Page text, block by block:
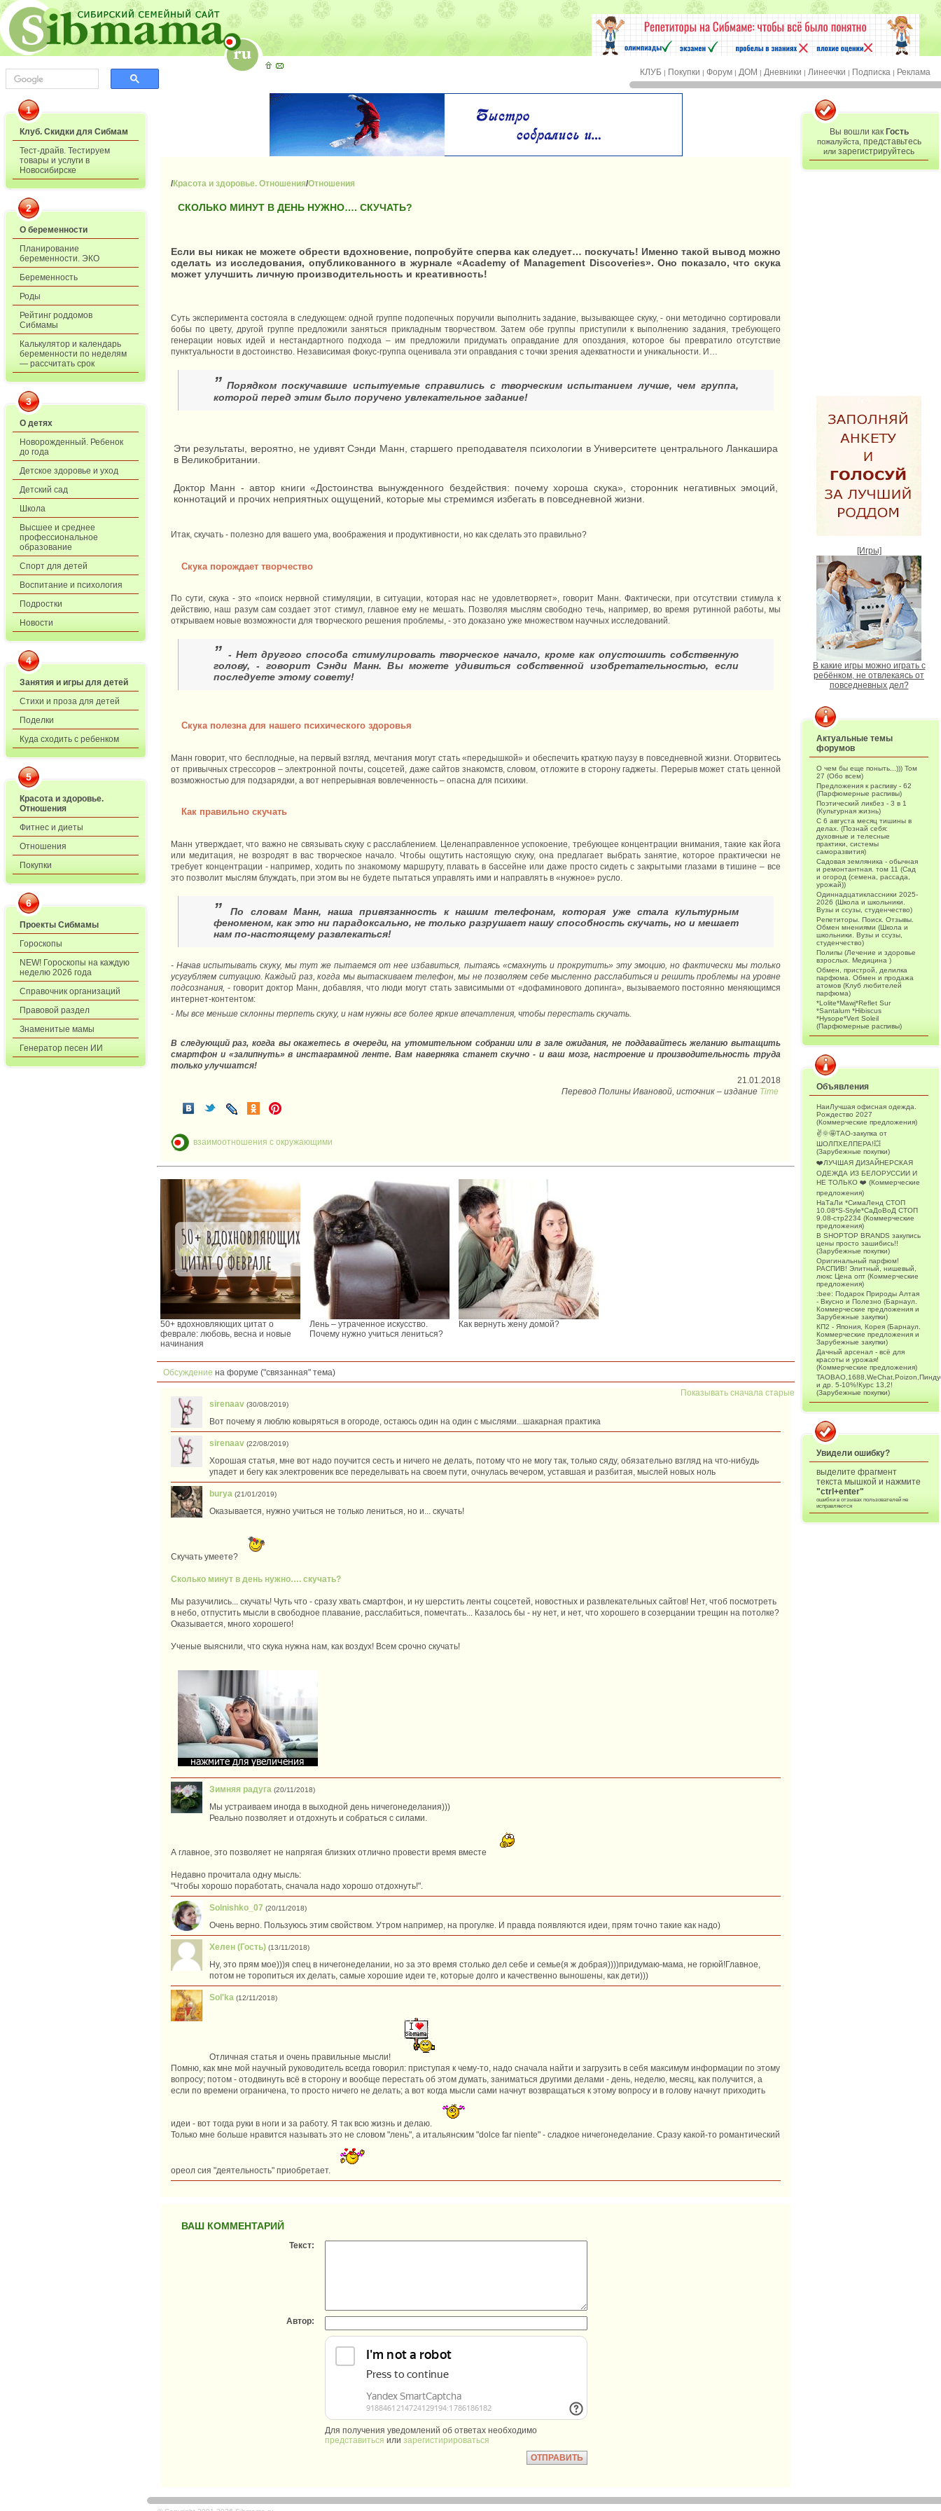
КЛУБ | Покупки | Форум | ДОМ | Дневники | Линеечки | Подписка | Реклама
1
Клуб. Скидки для Сибмам
Тест-драйв. Тестируем
товары и услуги в
Новосибирске
2
О беременности
Планирование
беременности. ЭКО
Беременность
Роды
Рейтинг роддомов
Сибмамы
Калькулятор и календарь
беременности по неделям
— рассчитать срок
3
О детях
Новорожденный. Ребенок
до года
Детское здоровье и уход
Детский сад
Школа
Высшее и среднее
профессиональное
образование
Спорт для детей
Воспитание и психология
Подростки
Новости
4
Занятия и игры для детей
Стихи и проза для детей
Поделки
Куда сходить с ребенком
5
Красота и здоровье.
Отношения
Фитнес и диеты
Отношения
Покупки
6
Проекты Сибмамы
Гороскопы
NEW! Гороскопы на каждую
неделю 2026 года
Справочник организаций
Правовой раздел
Знаменитые мамы
Генератор песен ИИ
/Красота и здоровье. Отношения/Отношения
СКОЛЬКО МИНУТ В ДЕНЬ НУЖНО…. СКУЧАТЬ?
Если вы никак не можете обрести вдохновение, попробуйте сперва как следует… поскучать! Именно такой вывод можно
сделать из исследования, опубликованного в журнале «Academy of Management Discoveries». Оно показало, что скука
может улучшить личную производительность и креативность!
Суть эксперимента состояла в следующем: одной группе подопечных поручили выполнить задание, вызывающее скуку, - они методично сортировали
бобы по цвету, другой группе предложили заняться прикладным творчеством. Затем обе группы приступили к выполнению задания, требующего
генерации новых идей и нестандартного подхода – им предложили придумать оправдание для опоздания, которое бы превратило отсутствие
пунктуальности в достоинство. Независимая фокус-группа оценивала эти оправдания с точки зрения адекватности и уникальности. И…
” Порядком поскучавшие испытуемые справились с творческим испытанием лучше, чем группа,
которой перед этим было поручено увлекательное задание!
Эти результаты, вероятно, не удивят Сэнди Манн, старшего преподавателя психологии в Университете центрального Ланкашира
в Великобритании.
Доктор Манн - автор книги «Достоинства вынужденного бездействия: почему хороша скука», сторонник негативных эмоций,
коннотаций и прочих неприятных ощущений, которые мы стремимся избегать в повседневной жизни.
Итак, скучать - полезно для вашего ума, воображения и продуктивности, но как сделать это правильно?
Скука порождает творчество
По сути, скука - это «поиск нервной стимуляции, в ситуации, которая нас не удовлетворяет», говорит Манн. Фактически, при отсутствии стимула к
действию, наш разум сам создает этот стимул, главное ему не мешать. Позволяя мыслям свободно течь, например, во время рутинной работы, мы
открываем новые возможности для творческого решения проблемы, - это доказано уже множеством научных исследований.
” - Нет другого способа стимулировать творческое начало, кроме как опустошить собственную
голову, - говорит Сэнди Манн. Вы можете удивиться собственной изобретательностью, если
последуете этому совету!
Скука полезна для нашего психического здоровья
Манн говорит, что бесплодные, на первый взгляд, мечтания могут стать «передышкой» и обеспечить краткую паузу в повседневной жизни. Оторвитесь
от привычных стрессоров – электронной почты, соцсетей, даже сайтов знакомств, словом, отложите в сторону гаджеты. Перерыв может стать ценной
возможностью для подзарядки, а вот непрерывная вовлеченность – опасна для психики.
Как правильно скучать
Манн утверждает, что важно не связывать скуку с расслаблением. Целенаправленное успокоение, требующее концентрации внимания, такие как йога
или медитация, не возродят в вас творческое начало. Чтобы ощутить настоящую скуку, она предлагает выбрать занятие, которое практически не
требует концентрации - например, ходить по знакомому маршруту, плавать в бассейне или даже просто сидеть с закрытыми глазами в тишине – все
это позволит мыслям блуждать, при этом вы не будете пытаться управлять ими и направлять в «нужное» русло.
”По словам Манн, наша привязанность к нашим телефонам, которая уже стала культурным
феноменом, как это ни парадоксально, не только разрушает нашу способность скучать, но и мешает
нам по-настоящему развлекаться!
- Начав испытывать скуку, мы тут же пытаемся от нее избавиться, пытаясь «смахнуть и прокрутить» эту эмоцию, но фактически мы только
усугубляем ситуацию. Каждый раз, когда мы вытаскиваем телефон, мы не позволяем себе мысленно расслабиться и решить проблемы на уровне
подсознания, - говорит доктор Манн, добавляя, что люди могут стать зависимыми от «дофаминового допинга», вызываемого постоянно меняющимся
интернет-контентом:
- Мы все меньше склонны терпеть скуку, и нам нужны все более яркие впечатления, чтобы перестать скучать.
В следующий раз, когда вы окажетесь в очереди, на утомительном собрании или в зале ожидания, не поддавайтесь желанию вытащить
смартфон и «залипнуть» в инстаграмной ленте. Вам наверняка станет скучно - и ваш мозг, настроение и производительность труда
только улучшатся!
21.01.2018
Перевод Полины Ивановой, источник – издание Time
взаимоотношения с окружающими
50+ вдохновляющих цитат о
феврале: любовь, весна и новые
начинания
Лень – утраченное искусство.
Почему нужно учиться лениться?
Как вернуть жену домой?
Обсуждение на форуме ("связанная" тема)
Показывать сначала старые
sirenaav (30/08/2019)
Вот почему я люблю ковыряться в огороде, остаюсь один на один с мыслями...шакарная практика
sirenaav (22/08/2019)
Хорошая статья, мне вот надо поучится сесть и ничего не делать, потому что не могу так, только сяду, обязательно взгляд на что-нибудь
упадет и бегу как электровеник все переделывать на своем пути, очнулась вечером, уставшая и разбитая, мыслей новых ноль
burya (21/01/2019)
Оказывается, нужно учиться не только лениться, но и... скучать!
Скучать умеете?
Сколько минут в день нужно…. скучать?
Мы разучились... скучать! Чуть что - сразу хвать смартфон, и ну шерстить ленты соцсетей, новостных и развлекательных сайтов! Нет, чтоб посмотреть
в небо, отпустить мысли в свободное плавание, расслабиться, помечтать... Казалось бы - ну нет, и нет, что хорошего в созерцании трещин на потолке?
Оказывается, много хорошего!
Ученые выяснили, что скука нужна нам, как воздух! Всем срочно скучать!
Зимняя радуга (20/11/2018)
Мы устраиваем иногда в выходной день ничегонеделания)))
Реально позволяет и отдохнуть и собраться с силами.
А главное, это позволяет не напрягая близких отлично провести время вместе
Недавно прочитала одну мысль:
"Чтобы хорошо поработать, сначала надо хорошо отдохнуть!".
Solnishko_07 (20/11/2018)
Очень верно. Пользуюсь этим свойством. Утром например, на прогулке. И правда появляются идеи, прям точно такие как надо)
Хелен (Гость) (13/11/2018)
Ну, это прям мое)))я спец в ничегонеделании, но за это время столько дел себе и семье(я ж добрая))))придумаю-мама, не горюй!Главное,
потом не торопиться их делать, самые хорошие идеи те, которые долго и качественно выношены, как дети)))
Sol'ka (12/11/2018)
Отличная статья и очень правильные мысли!
Помню, как мне мой научный руководитель всегда говорил: приступая к чему-то, надо сначала найти и загрузить в себя максимум информации по этому
вопросу; потом - отодвинуть всё в сторону и вообще перестать об этом думать, заниматься другими делами - день, неделю, месяц, как получится, а
если по времени ограничена, то просто ничего не делать; а вот когда мысли сами начнут возвращаться к этому вопросу и в голову начнут приходить
идеи - вот тогда руки в ноги и за работу. Я так всю жизнь и делаю.
Только мне больше нравится называть это не словом "лень", а итальянским "dolce far niente" - сладкое ничегонеделание. Сразу какой-то романтический
ореол сия "деятельность" приобретает.
ВАШ КОММЕНТАРИЙ
Текст:
Автор:
Для получения уведомлений об ответах необходимо
представиться или зарегистирироваться
Вы вошли как Гость
пожалуйста, представьтесь
или зарегистрируйтесь
[Игры]
В какие игры можно играть с
ребёнком, не отвлекаясь от
повседневных дел?
Актуальные темы
форумов
О чем бы еще поныть...))) Том
27 (Обо всем)
Предложения к распиву - 62
(Парфюмерные распивы)
Поэтический ликбез - 3 в 1
(Культурная жизнь)
С 6 августа месяц тишины в
делах. (Познай себя:
духовные и телесные
практики, системы
саморазвития)
Садовая земляника - обычная
и ремонтантная. том 11 (Сад
и огород (семена, рассада,
урожай))
Одиннадцатиклассники 2025-
2026 (Школа и школьники.
Вузы и ссузы, студенчество)
Репетиторы. Поиск. Отзывы.
Обмен мнениями (Школа и
школьники. Вузы и ссузы,
студенчество)
Полипы (Лечение и здоровье
взрослых. Медицина )
Обмен, пристрой, делилка
парфюма. Обмен и продажа
атомов (Клуб любителей
парфюма)
*Lolite*Mawj*Reflet Sur
*Santalum *Hibiscus
*Hysope*Vert Soleil
(Парфюмерные распивы)
Объявления
НаиЛучшая офисная одежда.
Рождество 2027
(Коммерческие предложения)
✌️🌞🤩ТАО-закупка от
ШОЛПХЕЛПЕРА!💥
(Зарубежные покупки)
❤️ЛУЧШАЯ ДИЗАЙНЕРСКАЯ
ОДЕЖДА ИЗ БЕЛОРУССИИ И
НЕ ТОЛЬКО ❤️ (Коммерческие
предложения)
НаТаЛи *СимаЛенд СТОП
10.08*S-Style*СаДоВоД СТОП
9.08-стр2234 (Коммерческие
предложения)
В SHOPTOP BRANDS закупись
цены просто зашибись!!
(Зарубежные покупки)
Оригинальный парфюм!
РАСПИВ! Элитный, нишевый,
люкс Цена опт (Коммерческие
предложения)
:bee: Подарок Природы Алтая
- Вкусно и Полезно (Барнаул.
Коммерческие предложения и
Зарубежные закупки)
КП2 - Япония, Корея (Барнаул.
Коммерческие предложения и
Зарубежные закупки)
Дачный арсенал - всё для
красоты и урожая!
(Коммерческие предложения)
и др. 5-10%!Курс 13,2!
(Зарубежные покупки)
Увидели ошибку?
выделите фрагмент
текста мышкой и нажмите
"ctrl+enter"
ошибки в отзывах пользователей не
исправляются